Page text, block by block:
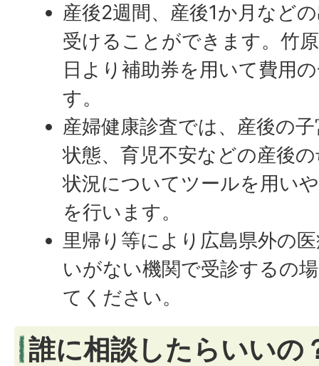
産後2週間、産後1か月など
受けることができます。竹
日より補助券を用いて費用
す。
産婦健康診査では、産後の
状態、育児不安などの産後
状況についてツールを用い
を行います。
里帰り等により広島県外の
いがない機関で受診するの
てください。
誰に相談したらいいの